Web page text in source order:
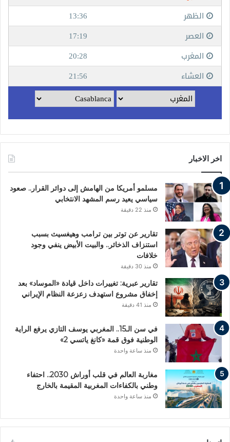
اخر الاخبار
مسلمو أمريكا من الهامش إلى دوائر القرار.. صعود
سياسي يعيد رسم المشهد الانتخابي
منذ 22 دقيقة
تقارير عن توتر بين ترامب وهيغسيث بسبب
استنزاف الذخائر.. والبيت الأبيض ينفي وجود
خلافات
منذ 30 دقيقة
تقارير عبرية: تغييرات داخل قيادة «الموساد» بعد
إخفاق مشروع استهدف زعزعة النظام الإيراني
منذ 41 دقيقة
في سن الـ15.. المغربي يوسف التازي يرفع الراية
الوطنية فوق قمة «كانغ ياتسي 2»
منذ ساعة واحدة
مغاربة العالم في قلب أوراش 2030.. احتفاء
وطني بالكفاءات المغربية المقيمة بالخارج
منذ ساعة واحدة